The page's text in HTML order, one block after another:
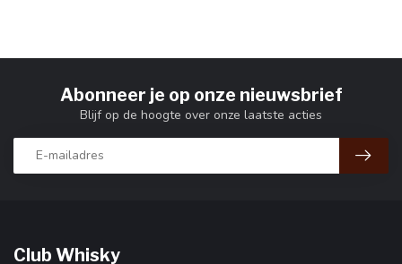
Abonneer je op onze nieuwsbrief
Blijf op de hoogte over onze laatste acties
Club Whisky